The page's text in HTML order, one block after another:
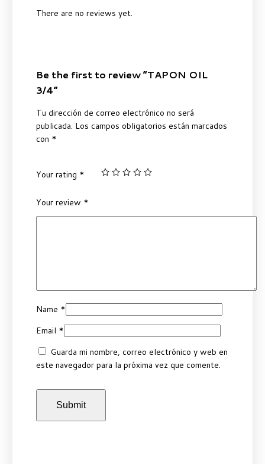
There are no reviews yet.
Be the first to review “TAPON OIL
3/4”
Tu dirección de correo electrónico no será
publicada. Los campos obligatorios están marcados
con *
Your rating *
Your review *
Name *
Email *
Guarda mi nombre, correo electrónico y web en
este navegador para la próxima vez que comente.